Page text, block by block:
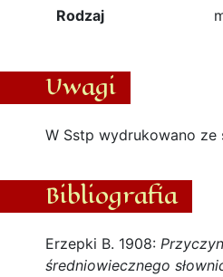
Rodzaj
Uwagi
W Sstp wydrukowano ze
Bibliografia
Erzepki B. 1908:
średniowiecznego